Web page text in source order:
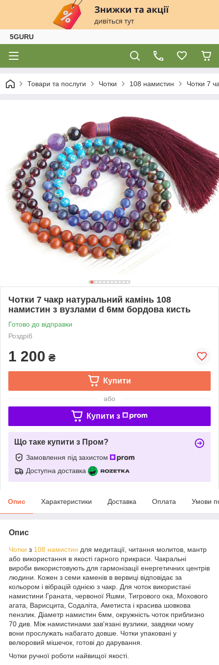
5GURU
Товари та послуги Чотки 108 намистин Чотки 7
Чотки 7 чакр натуральний камінь 108
намистин з вузлами d 6мм бордова кисть
Готово до відправки
Роздріб
1 200 ₴
Купити
або
Купити з
Що таке купити з Пром?
Замовлення під захистом
Доступна доставка
Опис Характеристики Доставка Оплата Умови
Опис
Чотки з 108 намистин для медитації, читання молитов, мантр
або використання в якості гарного прикраси. Чакральні
вироби використовують для гармонізації енергетичних центрів
людини. Кожен з семи каменів в вервиці відповідає за
кольором і вібрацій однією з чакр. Для чоток використані
намистини Граната, червоної Яшми, Тигрового ока, Мохового
агата, Варисцита, Содаліта, Аметиста і красива шовкова
пензлик. Діаметр намистин 6мм, окружність чоток приблизно
70 див. Між намистинами зав'язані вузлики, завдяки чому
вони прослужать набагато довше. Чотки упаковані у
велюровий мішечок, готові до дарування.
Чотки ручної роботи найвищої якості.